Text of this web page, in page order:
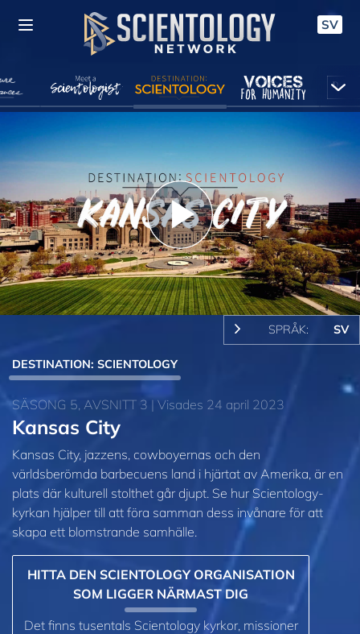
SV
Play
Video
SPRÅK: SV
DESTINATION: SCIENTOLOGY
SÄSONG 5, AVSNITT 3 | Visades 24 april 2023
Kansas City
Kansas City, jazzens, cowboyernas och den
världsberömda barbecuens land i hjärtat av Amerika, är en
plats där kulturell stolthet går djupt. Se hur Scientology-
kyrkan hjälper till att föra samman dess invånare för att
skapa ett blomstrande samhälle.
HITTA DEN SCIENTOLOGY ORGANISATION
SOM LIGGER NÄRMAST DIG
Det finns tusentals Scientology kyrkor, missioner